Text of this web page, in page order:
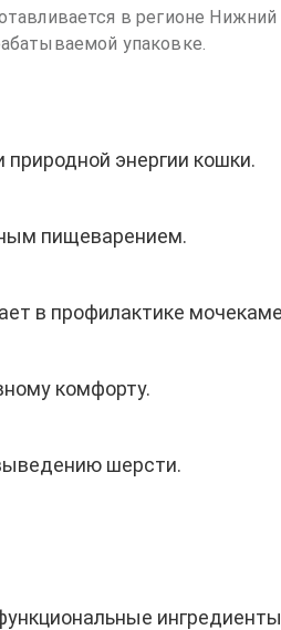
в регионе
упаковке.
энергии кошки.
пищеварением.
в профилактике
комфорту.
шерсти.